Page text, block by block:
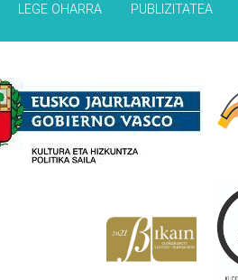
LEGE OHARRA PUBLIZITATEA